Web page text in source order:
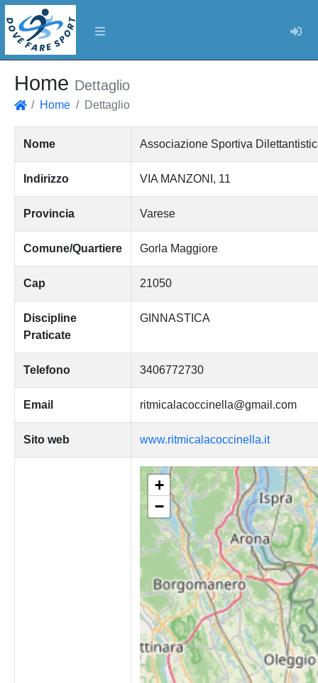
Home Dettaglio
Home Dettaglio
Nome Associazione Sportiva
Indirizzo VIA MANZONI, 11
Provincia Varese
Comune/Quartiere Gorla Maggiore
Cap 21050
Discipline
Praticate
GINNASTICA
Telefono 3406772730
Email ritmicalacoccinella@gmail.com
Sito web www.ritmicalacoccinella.it
+
−